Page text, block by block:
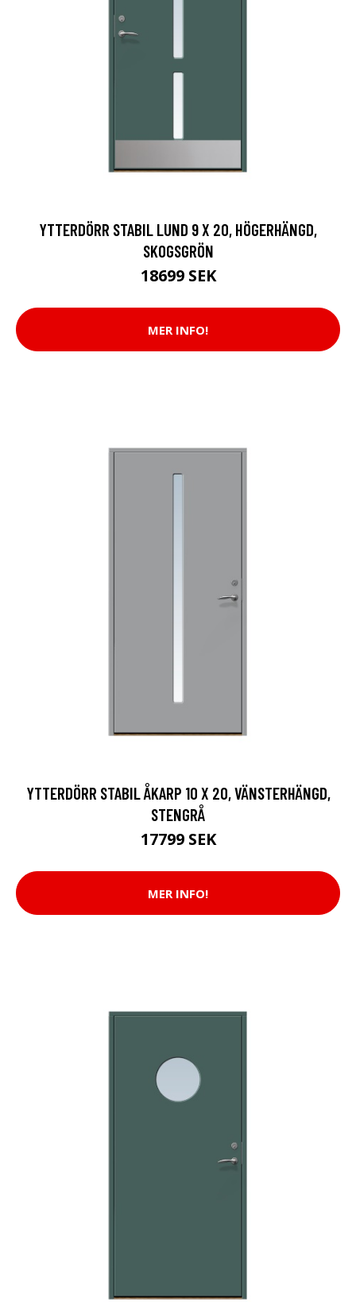
YTTERDÖRR STABIL LUND 9 X 20, HÖGERHÄNGD,
SKOGSGRÖN
18699 SEK
MER INFO!
YTTERDÖRR STABIL ÅKARP 10 X 20, VÄNSTERHÄNGD,
STENGRÅ
17799 SEK
MER INFO!